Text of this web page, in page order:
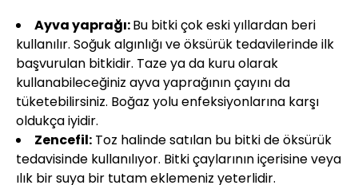
Ayva yaprağı:Bu bitki çok eski yıllardan beri
kullanılır. Soğuk algınlığı ve öksürük tedavilerinde ilk
başvurulan bitkidir. Taze ya da kuru olarak
kullanabileceğiniz ayva yaprağının çayını da
tüketebilirsiniz. Boğaz yolu enfeksiyonlarına karşı
oldukça iyidir.
Zencefil: Toz halinde satılan bu bitki de öksürük
tedavisinde kullanılıyor. Bitki çaylarının içerisine veya
ılık bir suya bir tutam eklemeniz yeterlidir.